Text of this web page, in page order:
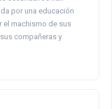
por una educación
el machismo de sus
compañeras y